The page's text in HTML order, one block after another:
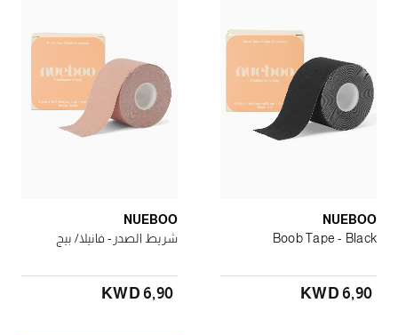
NUEBOO
Boob Tape - Black
KWD 6٫90
NUEBOO
شريط الصدر- فانيلا/ بيج
KWD 6٫90